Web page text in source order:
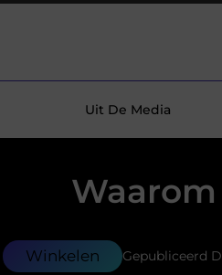
Uit De Media
Winkelen Gepubliceerd